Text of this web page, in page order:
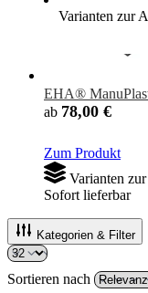
Varianten zur
EHA®
ab 78,00 €
Zum Produkt
Varianten
Sofort lieferbar
Kategorien & Filter
Sortieren nach